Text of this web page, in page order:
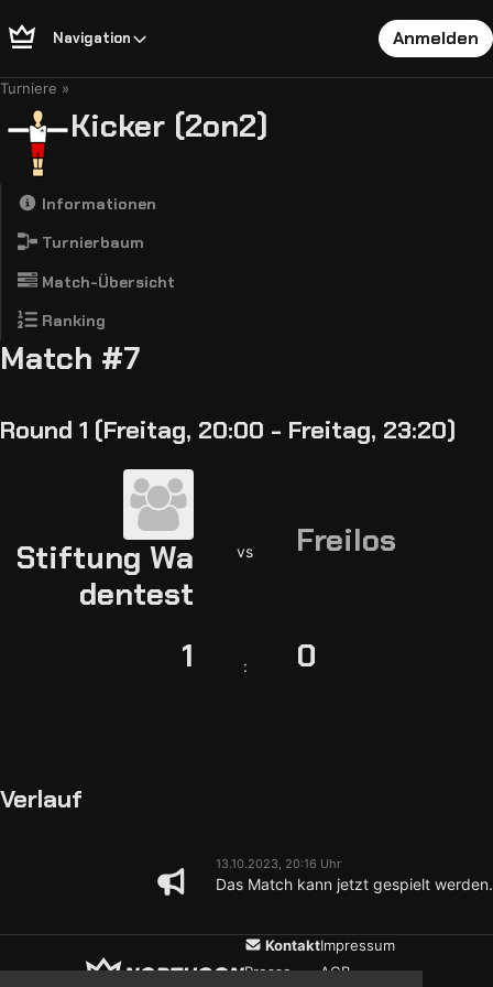
Navigation Anmelden
Turniere
Kicker (2on2)
Informationen
Turnierbaum
Match-Übersicht
Ranking
Match #7
Round 1 (Freitag, 20:00 - Freitag, 23:20)
Stiftung Wa
dentest
vs Freilos
1 : 0
Verlauf
13.10.2023, 20:16 Uhr
Das Match kann jetzt gespielt werden.
Kontakt
Presse
Impressum
AGB